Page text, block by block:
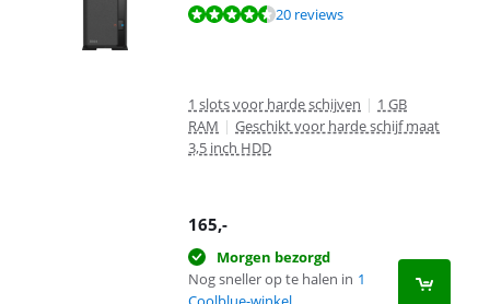
Beoordeling is 8,8 van de 10, gebaseerd op 20 reviews.
20 reviews
1 slots voor harde schijven | 1 GB
RAM | Geschikt voor harde schijf maat
3,5 inch HDD
165,-
Morgen bezorgd
Nog sneller op te halen in 1